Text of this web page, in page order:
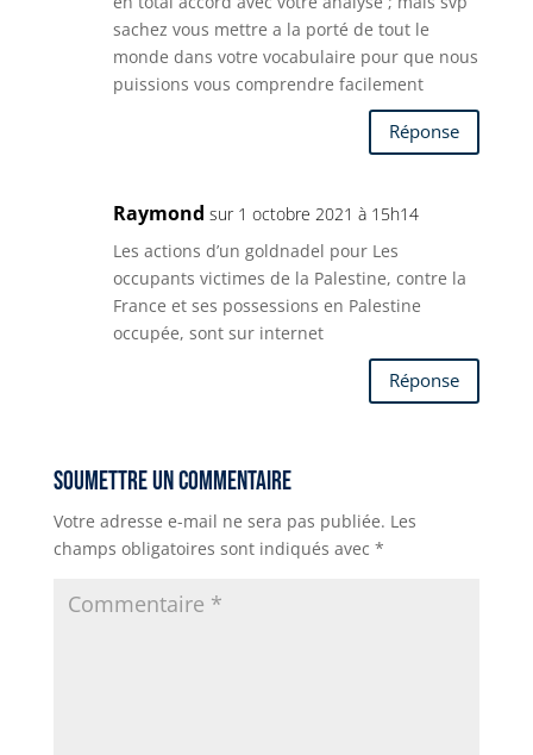
k
sachez vous mettre a la porté de tout le
monde dans votre vocabulaire pour que nous
puissions vous comprendre facilement
Réponse
Raymond sur 1 octobre 2021 à 15h14
Les actions d’un goldnadel pour Les
occupants victimes de la Palestine, contre la
France et ses possessions en Palestine
occupée, sont sur internet
Réponse
Soumettre un commentaire
Votre adresse e-mail ne sera pas publiée. Les
champs obligatoires sont indiqués avec *